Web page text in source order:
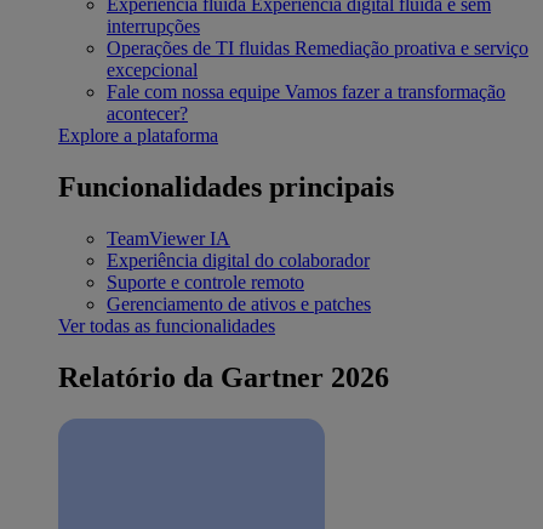
Experiência fluida Experiência digital fluida e sem
interrupções
Operações de TI fluidas Remediação proativa e serviço
excepcional
Fale com nossa equipe Vamos fazer a transformação
acontecer?
Explore a plataforma
Funcionalidades principais
TeamViewer IA
Experiência digital do colaborador
Suporte e controle remoto
Gerenciamento de ativos e patches
Ver todas as funcionalidades
Relatório da Gartner 2026